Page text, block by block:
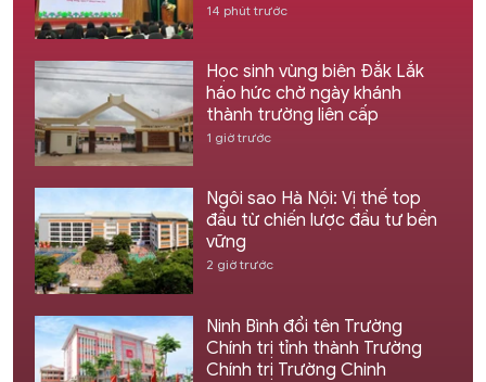
14 phút trước
Học sinh vùng biên Đắk Lắk
háo hức chờ ngày khánh
thành trường liên cấp
1 giờ trước
Ngôi sao Hà Nội: Vị thế top
đầu từ chiến lược đầu tư bền
vững
2 giờ trước
Ninh Bình đổi tên Trường
Chính trị tỉnh thành Trường
Chính trị Trường Chinh